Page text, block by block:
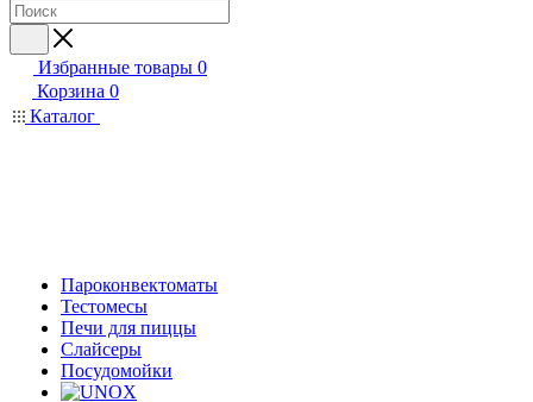
Избранные товары 0
Корзина 0
Каталог
Пароконвектоматы
Тестомесы
Печи для пиццы
Слайсеры
Посудомойки